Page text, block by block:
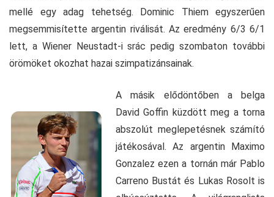
mellé egy adag tehetség. Dominic Thiem egyszerűen
megsemmisítette argentin riválisát. Az eredmény 6/3 6/1
lett, a Wiener Neustadt-i srác pedig szombaton további
örömöket okozhat hazai szimpatizánsainak.
A másik elődöntőben a belga
David Goffin küzdött meg a torna
abszolút meglepetésnek számító
játékosával. Az argentin Maximo
Gonzalez ezen a tornán már Pablo
Carreno Bustát és Lukas Rosolt is